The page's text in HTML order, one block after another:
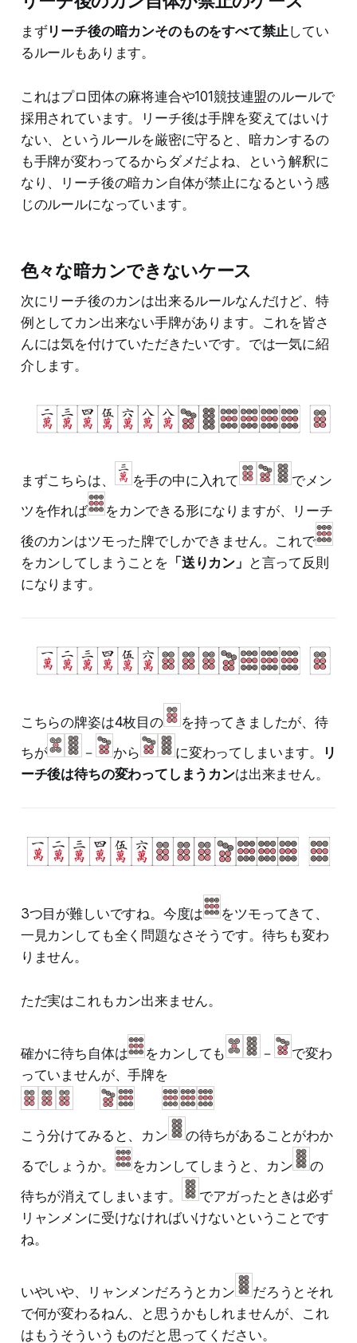
まずリーチ後の暗カンそのものをすべて禁止 してい
るルールもあります。
これはプロ団体の麻将連合や101競技連盟のルールで
採用されています。リーチ後は手牌を変えてはいけ
ない、というルールを厳密に守ると、暗カンするの
も手牌が変わってるからダメだよね、という解釈に
なり、リーチ後の暗カン自体が禁止になるという感
じのルールになっています。
色々な暗カンできないケース
次にリーチ後のカンは出来るルールなんだけど、特
例としてカン出来ない手牌があります。これを皆さ
んには気を付けていただきたいです。では一気に紹
介します。
まずこちらは、 を手の中に入れて
でメン
ツを作れば
をカンできる形になりますが、リーチ
後のカンはツモった牌でしかできません。これで
をカンしてしまうことを 「送りカン」 と言って反則
になります。
こちらの牌姿は4枚目の
を持ってきましたが、待
ちが
－ から に変わってしまいます。
リ
ーチ後は待ちの変わってしまうカンは出来ません。
3つ目が難しいですね。今度は
をツモってきて、
一見カンしても全く問題なさそうです。待ちも変わ
りません。
ただ実はこれもカン出来ません。
確かに待ち自体は をカンしても －
で変わ
っていませんが、手牌を
こう分けてみると、カン
の待ちがあることがわか
るでしょうか。
をカンしてしまうと、カン
の
待ちが消えてしまいます。
でアガったときは必ず
リャンメンに受けなければいけないということです
ね。
いやいや、リャンメンだろうとカン
だろうとそれ
で何が変わるねん、と思うかもしれませんが、これ
はもうそういうものだと思ってください。